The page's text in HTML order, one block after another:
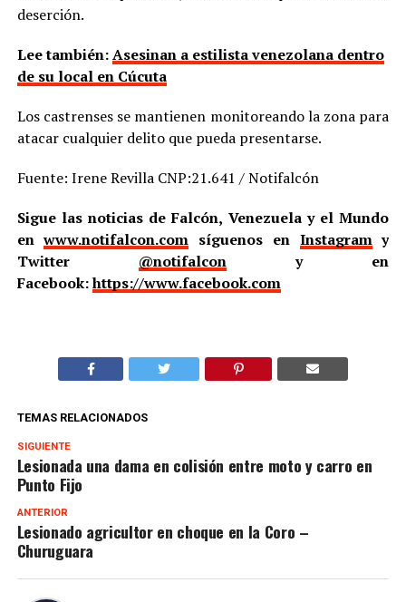
deserción.
Lee también:Asesinan a estilista venezolana dentro
de su local en Cúcuta
Los castrenses se mantienen monitoreando la zona para
atacar cualquier delito que pueda presentarse.
Fuente: Irene Revilla CNP:21.641 / Notifalcón
Sigue las noticias de Falcón, Venezuela y el Mundo
enwww.notifalcon.com síguenos en Instagramy
Twitter @notifalcony en
Facebook:https://www.facebook.com
TEMAS RELACIONADOS
SIGUIENTE
Lesionada una dama en colisión entre moto y carro en
Punto Fijo
ANTERIOR
Lesionado agricultor en choque en la Coro –
Churuguara